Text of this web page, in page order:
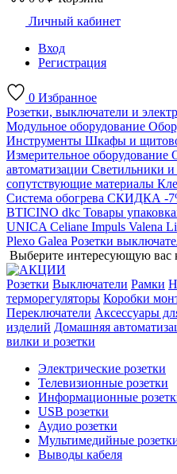
Личный кабинет
Вход
Регистрация
0 Избранное
Розетки, выключатели и
Модульное оборудование
Инструменты Шкафы и
Измерительное оборудование
автоматизации Светильники
сопутствующие материалы
Система обогрева СКИДКА -
BTICINO dkc Товары
UNICA Celiane Impuls Valena
Plexo Galea Розетки
Выберите интересующую вас
Розетки Выключатели Рамки
терморегуляторы Коробки
Переключатели Аксессуары
изделий Домашняя
вилки и розетки
Электрические розетки
Телевизионные розетки
Информационные
USB розетки
Аудио розетки
Мультимедийные
Выводы кабеля